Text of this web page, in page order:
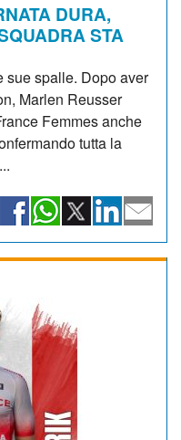
DURA,
STA
sue spalle. Dopo aver
Marlen Reusser
Femmes anche
tutta la